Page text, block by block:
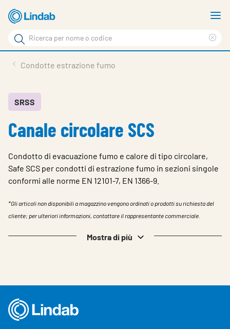
Log
visionare
Cerca
Cerca
Su Lindab
Su Tecnovent
Download
Scegliere la lingua
Condotte estrazione fumo
SRSS
Canale circolare SCS
Condotto di evacuazione fumo e calore di tipo circolare,
Safe SCS per condotti di estrazione fumo in sezioni singole
conformi alle norme EN 12101-7, EN 1366-9.
*Gli articoli non disponibili a magazzino vengono ordinati o prodotti su richiesta del
cliente; per ulteriori informazioni, contattare il rappresentante commerciale.
Mostra di più